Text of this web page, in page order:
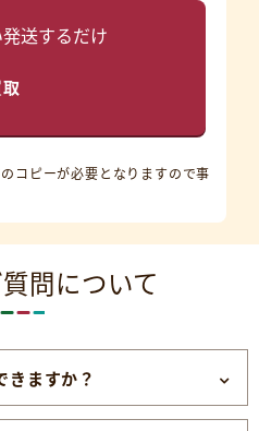
送するだけ
コピーが必要となりますので事
問について
きますか？